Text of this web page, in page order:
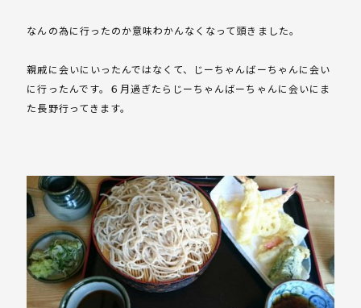
なんの為に行ったのか意味わかんなくなって頭きました。
親戚に会いにいったんではなくて、じーちゃんばーちゃんに会い
に行ったんです。６月過ぎたらじーちゃんばーちゃんに会いにま
た長野行ってきます。